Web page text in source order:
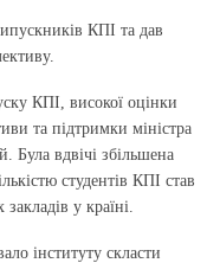
КПІ та дав
КПІ, високої оцінки
та підтримки міністра
Була вдвічі збільшена
студентів КПІ став
у країні.
інституту скласти